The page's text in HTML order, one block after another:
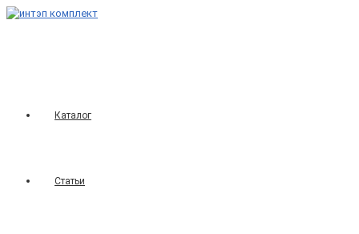
Перейти
Каталог
Статьи